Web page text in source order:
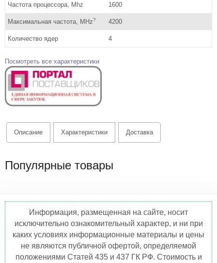
Частота процессора, Mhz 1600
Максимальная частота, MHz? 4200
Количество ядер 4
Посмотреть все характеристики
Описание Характеристики Доставка
Популярные товары
Информация, размещенная на сайте, носит
исключительно ознакомительный характер, и ни при
каких условиях информационные материалы и цены
не являются публичной офертой, определяемой
положениями Статей 435 и 437 ГК РФ. Стоимость и